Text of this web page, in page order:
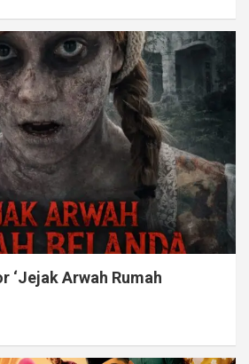
‘Jejak Arwah Rumah